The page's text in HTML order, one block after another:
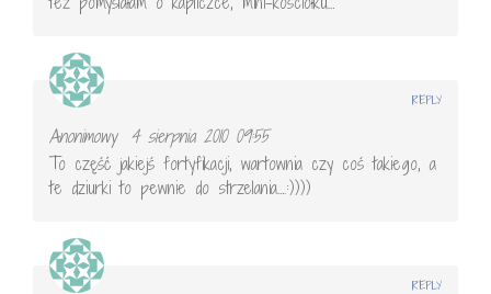
Anonimowy
4 sierpnia 2010 09:55
To część jakiejś fortyfikacji, wartownia czy coś takiego, a
te dziurki to pewnie do strzelania….:))))
REPLY
REPLY